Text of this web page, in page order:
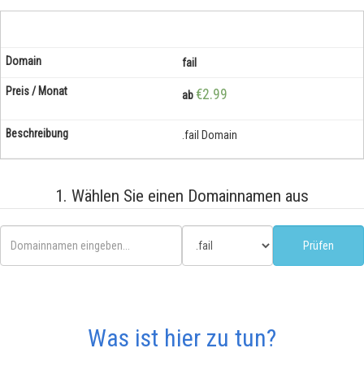
fail
ab€2.99
.fail Domain
1. Wählen Sie einen Domainnamen aus
Was ist hier zu tun?